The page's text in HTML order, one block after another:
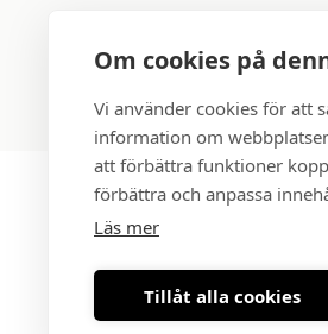
Om cookies på
Vi använder cookies för att
information om
att förbättra funktioner
förbättra och anpassa
Läs mer
Tillåt alla cookies
Borås City